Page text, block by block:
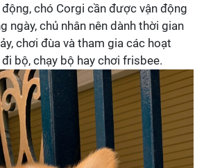
chó Corgi cần được vận động
ngày, chủ nhân nên dành thời gian
chơi đùa và tham gia các hoạt
bộ, chạy bộ hay chơi frisbee.